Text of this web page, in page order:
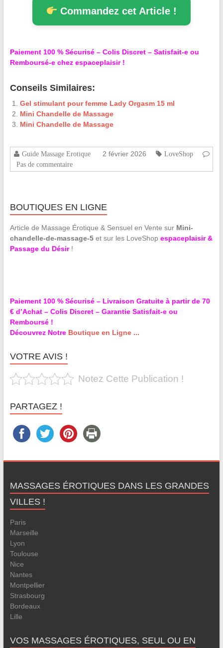
Commandez cet Article !
Paiement 100 % Sécurisé – Colis Discret – Satisfait-e ou
Remboursé-e chez espaceplaisir !
Conseils Similaires:
Gel stimulant pour femme Lady Orgasm 15 ml
Mini Chandelle de Massage
Mini Chandelle de Massage
Guide Massage Erotique 2 février 2026
LoveShop
Pas de commentaire
BOUTIQUES EN LIGNE
Article de Massage Érotique & Sensuel en Vente sur Mini-
chandelle-de-massage-5et sur les LoveShop espaceplaisir &
Passage du Désir!
Paiement 100 % Sécurisé – Livraison Gratuite à partir de 70
€ d’Achat – Colis Discret – Garantie Satisfait-e ou
Remboursé !
Découvrez Notre Boutique en Ligne ...
VOTRE AVIS !
Notez Cette Publication !
PARTAGEZ !
MASSAGES ÉROTIQUES DANS LES GRANDES
VILLES !
Paris
Marseille
Lyon
Toulouse
Nice
Nantes
Montpellier
Strasbourg
Bordeaux
Lille
VOS MASSAGES ÉROTIQUES, SEUL OU EN